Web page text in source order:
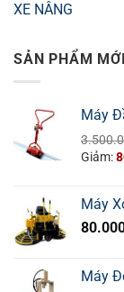
XE NÂNG
SẢN PHẨM MỚI
Máy
Giảm:
Máy
Máy